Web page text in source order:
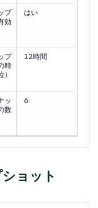
プ
効
はい
プ
時
12時間
ッ
数
6
ョット